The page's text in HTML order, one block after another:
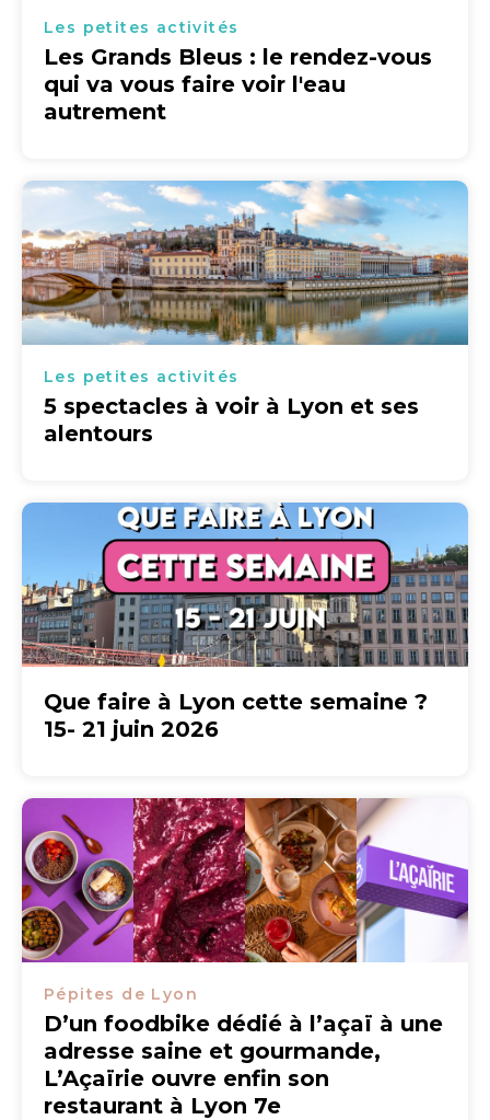
Les petites activités
Les Grands Bleus : le rendez-vous
qui va vous faire voir l'eau
autrement
Les petites activités
5 spectacles à voir à Lyon et ses
alentours
Que faire à Lyon cette semaine ?
15- 21 juin 2026
Pépites de Lyon
D’un foodbike dédié à l’açaï à une
adresse saine et gourmande,
L’Açaïrie ouvre enfin son
restaurant à Lyon 7e